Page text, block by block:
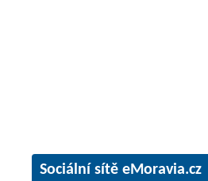
Sociální sítě eMoravia.cz